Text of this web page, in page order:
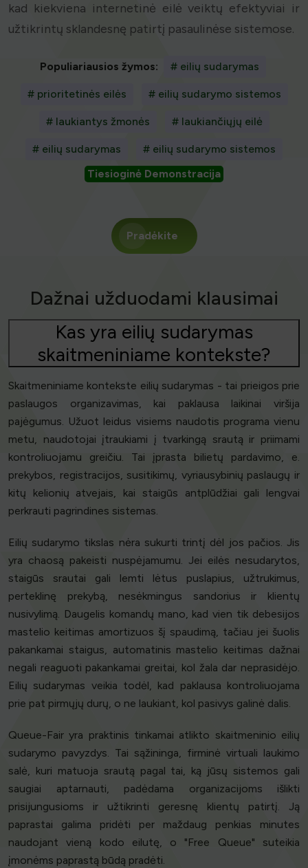
kad kiekviena internetinė eilė veiktų efektyviai ir
užtikrintų sklandesnę patirtį pasaulinėse sistemose.
Populiariausios žymos: # eilių sudarymas
# prioritetinės eilės # eilių sudarymo sistemos
# laukiantys žmonės # laukiančiųjų eilė
# eilių sudarymas
# eilių sudarymo sistemos
Tiesioginė Demonstracija
Pradėkite
Dažnai užduodami klausimai
Kas yra eilių sudarymas
skaitmeniniame kontekste?
Skaitmeniniame kontekste eilių sudarymas - tai prieigos prie
paslaugos organizavimas, kai paklausa laikinai viršija
pajėgumus. Užuot leidus visiems naudotis programa vienu
metu, naudotojai įtraukiami į tvarkingą srautą ir priimami
kontroliuojamu greičiu. Tai įprasta bilietų pardavimo, e.
prekybos, registracijos, susitikimų, vyriausybinių paslaugų ir
kitų kelionių atvejais, kai staigūs antplūdžiai gali lengvai
perkrauti pagrindines sistemas.
Eilių sudarymo tikslas nėra sukurti trintį dėl jos pačios. Jis
yra chaosą pakeisti nuspėjamumu. Jei eilės nesudarytos,
staigūs srautai gali lemti lėtus puslapius, užtrukimus,
perteklinę prekybą, nesėkmingus sandorius ir klientų
nusivylimą. Daugelis komandų mano, kad vien tik debesijos
mastelio keitimas amortizuos šį spaudimą, tačiau jei šuolis
pakankamai staigus, automatinis mastelio keitimas dažnai
negali reaguoti pakankamai greitai, kol žala dar neprasidėjo.
Eilių sudarymas veikia todėl, kad paklausa kontroliuojama
prie pat pirmųjų durų, o ne laukiant, kol pasivys galinė dalis.
Queue-Fair yra praktinis tinkamai atlikto skaitmeninio eilių
sudarymo pavyzdys. Tai sąžininga, firminė virtuali laukimo
salė, kuri matuoja srautą pagal tai, ką jūsų sistemos gali
saugiai aptarnauti, padėdama organizacijoms išlikti
prisijungusioms ir užtikrinti geresnę klientų patirtį. Ją
paprastai galima pridėti per maždaug penkias minutes
naudojant vieną kodo eilutę, o "Free Queue" suteikia
įmonėms paprastą būdą pradėti.